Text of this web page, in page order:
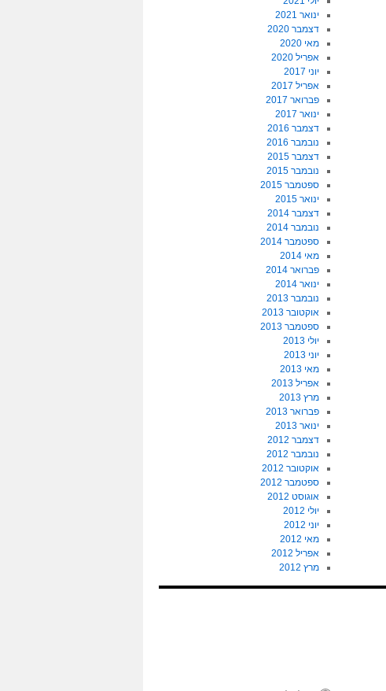
ינואר 2021
דצמבר 2020
מאי 2020
אפריל 2020
יוני 2017
אפריל 2017
פברואר 2017
ינואר 2017
דצמבר 2016
נובמבר 2016
דצמבר 2015
נובמבר 2015
ספטמבר 2015
ינואר 2015
דצמבר 2014
נובמבר 2014
ספטמבר 2014
מאי 2014
פברואר 2014
ינואר 2014
נובמבר 2013
אוקטובר 2013
ספטמבר 2013
יולי 2013
יוני 2013
מאי 2013
אפריל 2013
מרץ 2013
פברואר 2013
ינואר 2013
דצמבר 2012
נובמבר 2012
אוקטובר 2012
ספטמבר 2012
אוגוסט 2012
יולי 2012
יוני 2012
מאי 2012
אפריל 2012
מרץ 2012